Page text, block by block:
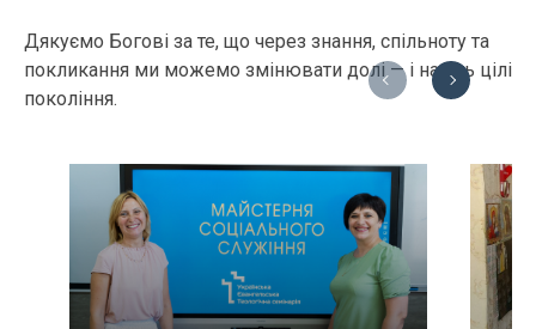
Дякуємо Богові за те, що через знання, спільноту та
покликання ми можемо змінювати долі — і навіть цілі
покоління.
Previous Next